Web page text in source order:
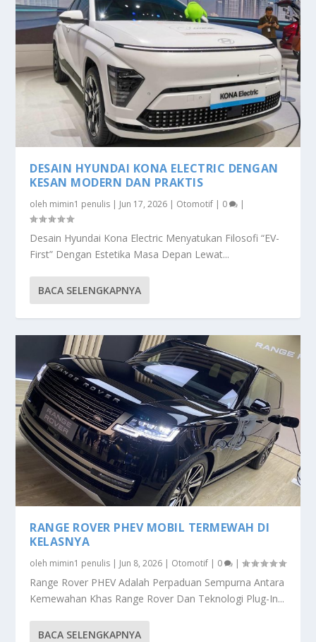
DESAIN HYUNDAI KONA ELECTRIC DENGAN
KESAN MODERN DAN PRAKTIS
oleh mimin1 penulis | Jun 17, 2026 | Otomotif | 0 |
Desain Hyundai Kona Electric Menyatukan Filosofi “EV-
First” Dengan Estetika Masa Depan Lewat...
BACA SELENGKAPNYA
RANGE ROVER PHEV MOBIL TERMEWAH DI
KELASNYA
oleh mimin1 penulis | Jun 8, 2026 | Otomotif | 0 |
Range Rover PHEV Adalah Perpaduan Sempurna Antara
Kemewahan Khas Range Rover Dan Teknologi Plug-In...
BACA SELENGKAPNYA